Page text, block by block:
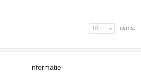
items:
Informatie